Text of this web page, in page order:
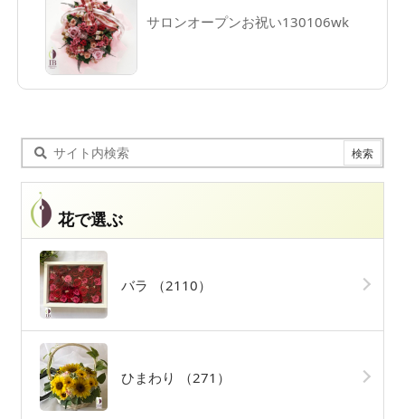
サロンオープンお祝い130106wk
花で選ぶ
バラ （2110）
ひまわり （271）